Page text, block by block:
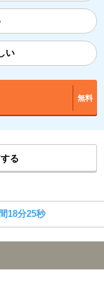
い
無料
る
18分24秒